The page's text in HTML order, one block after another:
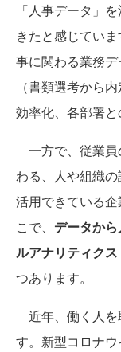
「人事データ」
きたと感じてい
事に関わる業務
（書類選考から
効率化、各部署と
一方で、従業員
わる、人や組織
活用できている
こで、 データか
ルアナリティク
つあります。
近年、働く人を
す。新型コロナ